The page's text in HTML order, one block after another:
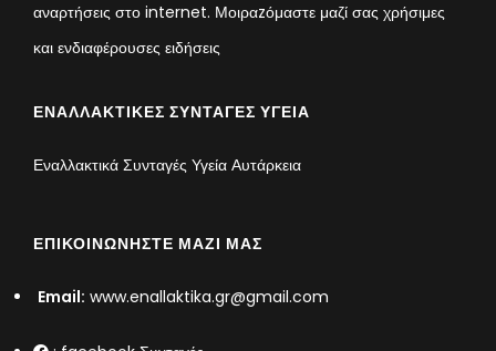
αναρτήσεις στο internet. Μοιραzόμαστε μαζί σας χρήσιμες
και ενδιαφέρουσες ειδήσεις
ΕΝΑΛΛΑΚΤΙΚΈΣ ΣΥΝΤΑΓΈΣ ΥΓΕΊΑ
Εναλλακτικά Συνταγές Υγεία Αυτάρκεια
ΕΠΙΚΟΙΝΩΝΉΣΤΕ ΜΑΖΊ ΜΑΣ
Email: www.enallaktika.gr@gmail.com